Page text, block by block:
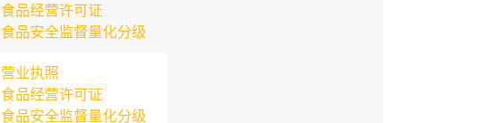
食品经营许可证
食品安全监督量化分级
营业执照
食品经营许可证
食品安全监督量化分级